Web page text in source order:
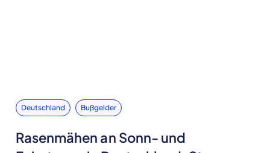
Deutschland Bußgelder
Rasenmähen an Sonn- und